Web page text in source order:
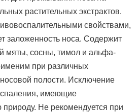
растительных экстрактов.
свойствами,
заложенность носа. Содержит
мяты, сосны, тимол и альфа-
при различных
полости. Исключение
имеющие
природу. Не рекомендуется при